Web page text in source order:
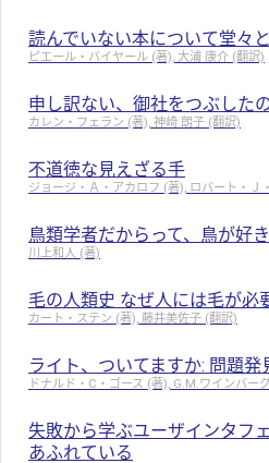
読んでいない本について堂々
ピエール・バイヤール (著), 大浦 康介 (翻訳)
申し訳ない、御社をつぶしたの
カレン・フェラン (著), 神崎 朗子 (翻訳)
不道徳な見えざる手
ジョージ・Ａ・アカロフ (著), ロバート・Ｊ
鳥類学者だからって、鳥が好
川上和人 (著)
毛の人類史 なぜ人には毛が必
カート・ステン (著), 藤井美佐子 (翻訳)
ライト、ついてますか: 問題発
ドナルド・C・ゴース (著), G.M.ワインバー
失敗から学ぶユーザインタフ
あふれている